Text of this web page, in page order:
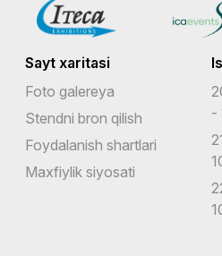
Sayt xaritasi
Foto galereya
Stendni bron qilish
Foydalanish shartlari
Maxfiylik siyosati
-